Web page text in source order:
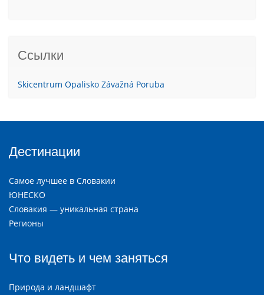
Ссылки
Skicentrum Opalisko Závažná Poruba
Дестинации
Самое лучшее в Словакии
ЮНЕСКО
Словакия — уникальная страна
Регионы
Что видеть и чем заняться
Природа и ландшафт